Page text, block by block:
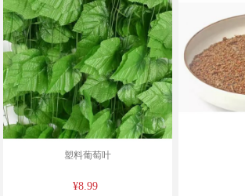
塑料葡萄叶
¥8.99